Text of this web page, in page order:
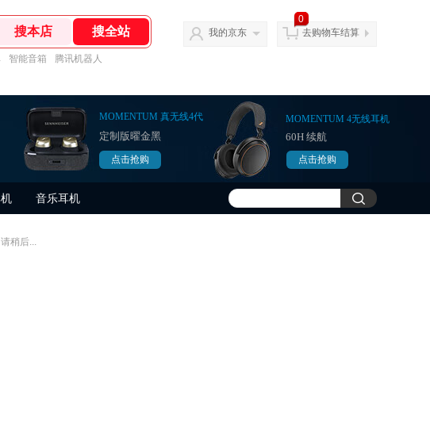
智能音箱 腾讯机器人
我的京东
0
去购物车结算
MOMENTUM 真无线4代
定制版曜金黑
MOMENTUM 4无线耳机
60H 续航
点击抢购
点击抢购 点击抢购
点击抢购
音乐耳机
稍后...